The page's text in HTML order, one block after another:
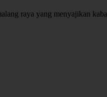
raya yang menyajikan